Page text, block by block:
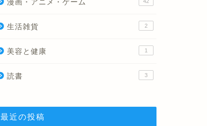
漫画・アニメ・ゲーム
生活雑貨 2
美容と健康 1
読書 3
最近の投稿